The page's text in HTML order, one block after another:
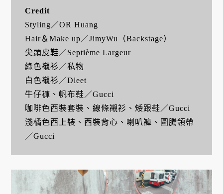
Credit
Styling／OR Huang
Hair＆Make up／JimyWu（Backstage）
尖頭皮鞋／Septième Largeur
綠色襯衫／私物
白色襯衫／Dleet
牛仔褲、帆布鞋／Gucci
咖啡色西裝套裝、線條襯衫、矮跟鞋／Gucci
淺橘色西上裝、西裝背心、喇叭褲、圖騰領帶
／Gucci